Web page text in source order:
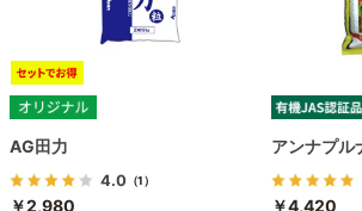
AG田力
4.0 （1）
￥2,980
アンナプル
￥4,420